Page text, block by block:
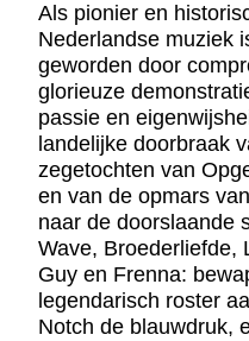
Als pionier en
Nederlandse muziek
geworden door
glorieuze
passie en
landelijke doorbraak
zegetochten van
en van de opmars
naar de doorslaande
Wave, Broederliefde,
Guy en Frenna:
legendarisch roster
Notch de blauwdruk,